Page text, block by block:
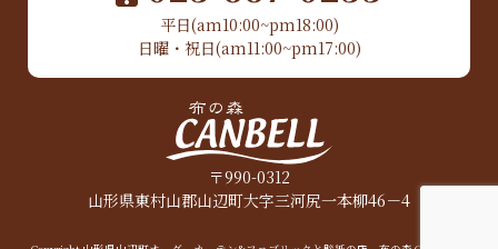
平日(am10:00~pm18:00)
日曜・祝日(am11:00~pm17:00)
〒990-0312
山形県東村山郡山辺町大字三河尻一本柳46－4